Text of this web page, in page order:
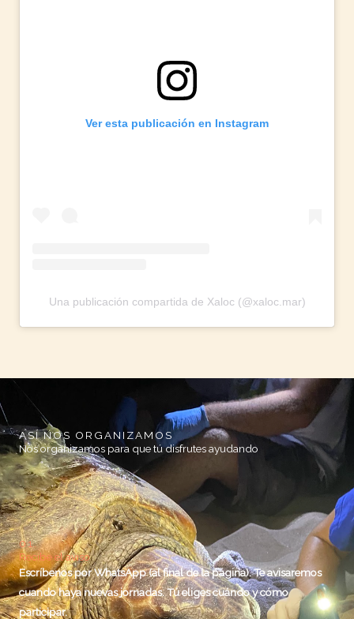
Ver esta publicación en Instagram
Una publicación compartida de Xaloc (@xaloc.mar)
ASÍ NOS ORGANIZAMOS
Nos organizamos para que tú disfrutes ayudando
01.
Recibe el aviso
Escríbenos por WhatsApp (al final de la página). Te avisaremos
cuando haya nuevas jornadas. Tú eliges cuándo y cómo
participar.